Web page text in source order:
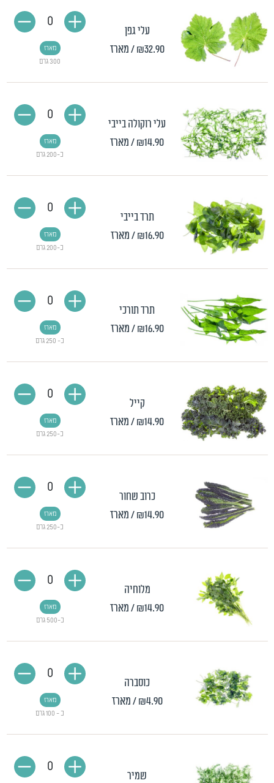
עלי גפן
₪32.90 / מארז
300 גרם
מארז
0
עלי רוקולה בייבי
₪14.90/ מארז
כ-200 גרם
מארז
0
תרד בייבי
₪16.90 / מארז
כ-200 גרם
מארז
0
תרד תורכי
₪16.90 / מארז
כ- 250 גרם
מארז
0
קייל
₪14.90/ מארז
כ-250 גרם
מארז
0
כרוב שחור
₪14.90/ מארז
כ-250 גרם
מארז
0
מלוחיה
₪14.90/ מארז
כ-500 גרם
מארז
0
כוסברה
₪4.90 / מארז
כ - 100 גרם
מארז
0
שמיר
0